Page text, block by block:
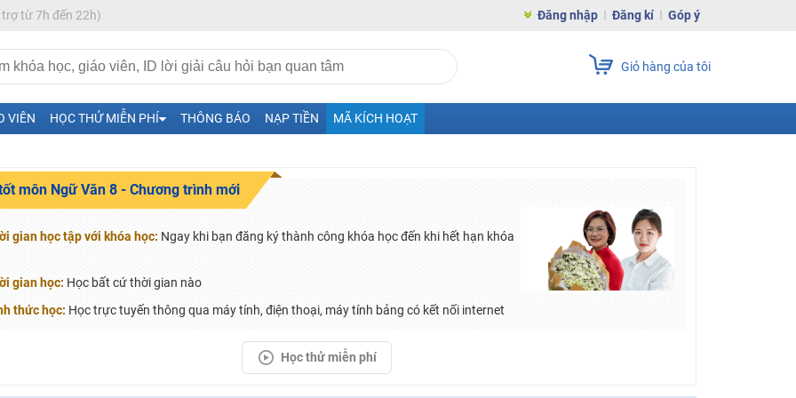
từ 7h đến 22h) Đăng nhập Đăng kí Góp ý
Giỏ hàng của tôi
VIÊN HỌC THỬ MIỄN PHÍ THÔNG BÁO NẠP TIỀN MÃ KÍCH HOẠT
ít nhất 25 điểm
(Từ 16-18/07/2025)
2018
viên giỏi và nổi tiếng
môn Ngữ Văn 8 - Chương trình mới
gian học tập với khóa học: Ngay khi bạn đăng ký thành công khóa học đến khi hết hạn khóa
gian học: Học bất cứ thời gian nào
thức học: Học trực tuyến thông qua máy tính, điện thoại, máy tính bảng có kết nối internet
Học thử miễn phí